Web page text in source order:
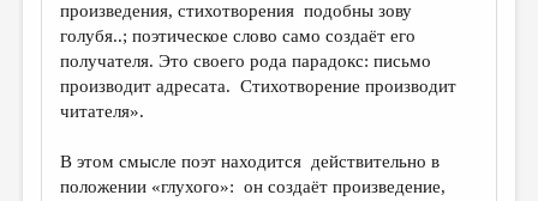
произведения, стихотворения подобны зову
голубя..; поэтическое слово само создаёт его
получателя. Это своего рода парадокс: письмо
производит адресата. Стихотворение производит
читателя».
В этом смысле поэт находится действительно в
положении «глухого»: он создаёт произведение,